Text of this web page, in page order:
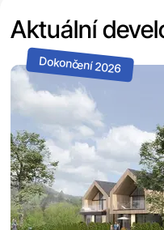
Aktuální